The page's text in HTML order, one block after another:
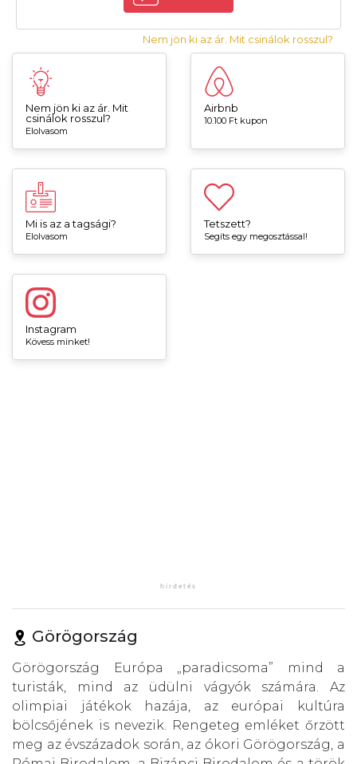
Nem jön ki az ár. Mit csinálok rosszul?
Nem jön ki az ár. Mit
csinálok rosszul?
Elolvasom
Airbnb
10.100 Ft kupon
Mi is az a tagsági?
Elolvasom
Tetszett?
Segíts egy megosztással!
Instagram
Kövess minket!
Görögország
Görögország Európa „paradicsoma” mind a
turisták, mind az üdülni vágyók számára. Az
olimpiai játékok hazája, az európai kultúra
bölcsőjének is nevezik. Rengeteg emléket őrzött
meg az évszázadok során, az ókori Görögország, a